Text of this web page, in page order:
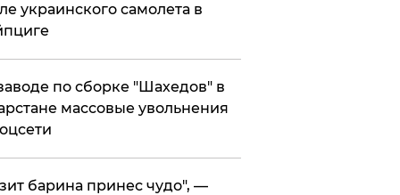
украинского самолета в
по сборке "Шахедов" в
массовые увольнения
барина принес чудо", —